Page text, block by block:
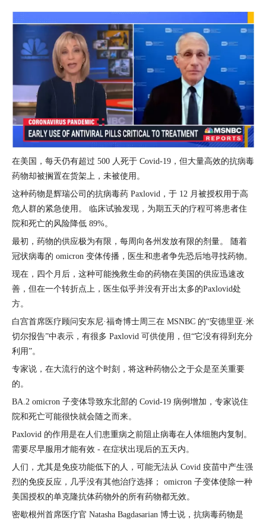
["wechat","weibo","qzone","douban","email"]
在美国，每天仍有超过 500 人死于 Covid-19，但大量高效的抗病毒
药物却被搁置在货架上，未被使用。
这种药物是辉瑞公司的抗病毒药 Paxlovid，于 12 月被授权用于高
危人群的紧急使用。 临床试验发现，为期五天的疗程可将患者住
院和死亡的风险降低 89%。
最初，药物的供应极为有限，每周向各州发放有限的剂量。 随着
冠状病毒的 omicron 变体传播，医生和患者争先恐后地寻找药物。
现在，四个月后，这种可能挽救生命的药物在美国的供应迅速改
善，但在一个转折点上，医生似乎并没有开出太多的Paxlovid处
方。
白宫首席医疗顾问安东尼·福奇博士周三在 MSNBC 的“安德里亚·米
切尔报告”中表示，有很多 Paxlovid 可供使用，但“它没有得到充分
利用”。
专家说，在大流行的这个时刻，将这种药物公之于众是至关重要
的。
BA.2 omicron 子变体导致东北部的 Covid-19 病例增加，专家说住
院和死亡可能很快就会随之而来。
Paxlovid 的作用是在人们患重病之前阻止病毒在人体细胞内复制。
需要尽早服用才能有效 - 在症状出现后的五天内。
人们，尤其是免疫功能低下的人，可能无法从 Covid 疫苗中产生强
烈的免疫反应，几乎没有其他治疗选择； omicron 子变体使除一种
美国授权的单克隆抗体药物外的所有药物都无效。
密歇根州首席医疗官 Natasha Bagdasarian 博士说，抗病毒药物是